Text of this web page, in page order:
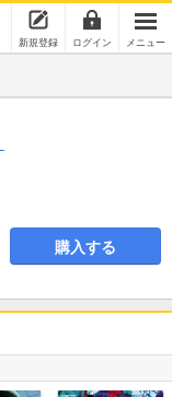
新規登録 ログイン メニュー
購入する